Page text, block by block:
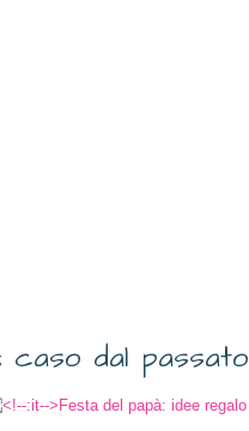
caso dal passato